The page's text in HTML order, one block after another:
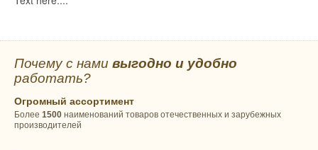
Почему с нами выгодно и удобно
работать?
Огромный ассортимент
Более 1500 наименований товаров отечественных и зарубежных
производителей